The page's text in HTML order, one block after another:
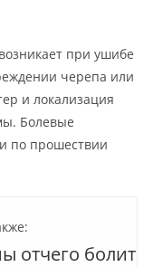
возникает при ушибе
черепа или
и локализация
Болевые
по прошествии
отчего болит